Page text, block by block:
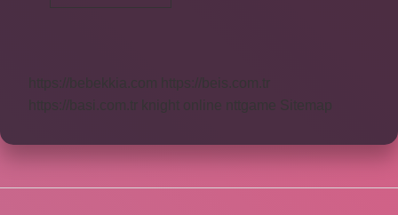
Mektubu
https://bebekkia.com
https://beis.com.tr
https://basi.com.tr
knight online nttgame Sitemap